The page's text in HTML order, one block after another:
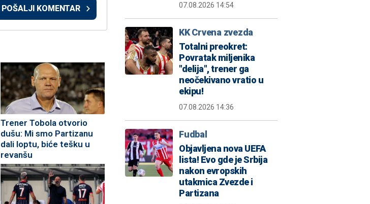
POŠALJI KOMENTAR
Trener Tobola otvorio
dušu: Mi smo Partizanu
dali loptu, biće tešku u
revanšu
07.08.2026 14:54
KK Crvena zvezda
Totalni preokret:
Povratak miljenika
"delija", trener ga
neočekivano vratio u
ekipu!
07.08.2026 14:36
Fudbal
Objavljena nova UEFA
lista! Evo gde je Srbija
nakon evropskih
utakmica Zvezde i
Partizana